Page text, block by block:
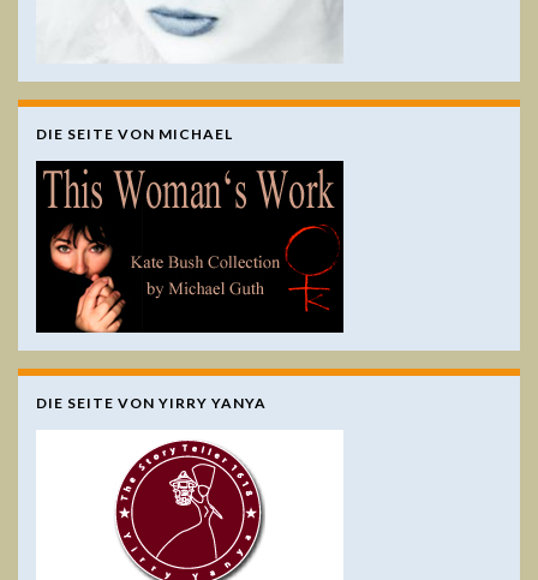
DIE SEITE VON MICHAEL
DIE SEITE VON YIRRY YANYA